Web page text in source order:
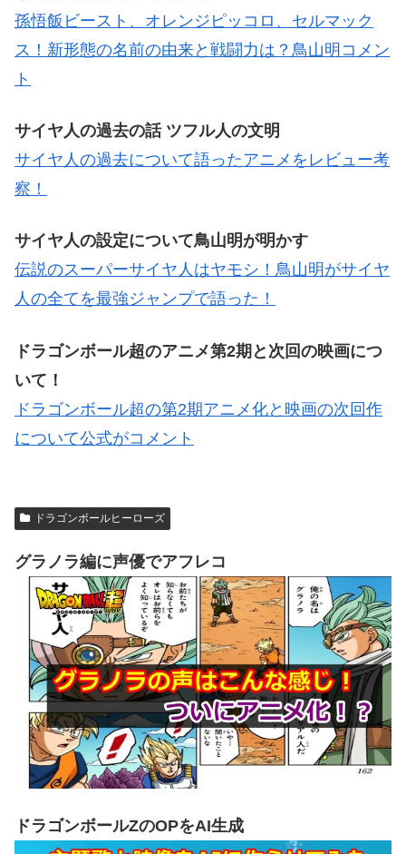
孫悟飯ビースト、オレンジピッコロ、セルマック
ス！新形態の名前の由来と戦闘力は？鳥山明コメン
ト
サイヤ人の過去の話 ツフル人の文明
サイヤ人の過去について語ったアニメをレビュー考
察！
サイヤ人の設定について鳥山明が明かす
伝説のスーパーサイヤ人はヤモシ！鳥山明がサイヤ
人の全てを最強ジャンプで語った！
ドラゴンボール超のアニメ第2期と次回の映画につ
いて！
ドラゴンボール超の第2期アニメ化と映画の次回作
について公式がコメント
ドラゴンボールヒーローズ
グラノラ編に声優でアフレコ
ドラゴンボールZのOPをAI生成